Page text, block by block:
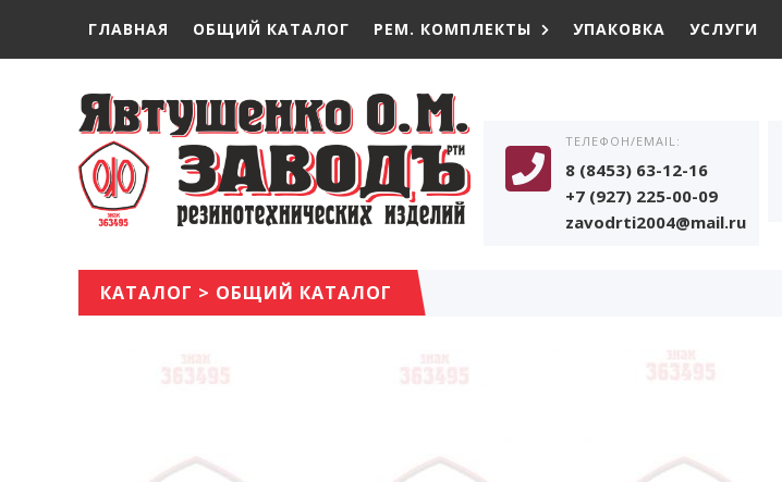
ГЛАВНАЯ ОБЩИЙ КАТАЛОГ РЕМ. КОМПЛЕКТЫ УПАКОВКА УСЛУГИ
ТЕЛЕФОН/EMAIL:
8 (8453) 63-12-16
+7 (927) 225-00-09
zavodrti2004@mail.ru
КАТАЛОГ > ОБЩИЙ КАТАЛОГ